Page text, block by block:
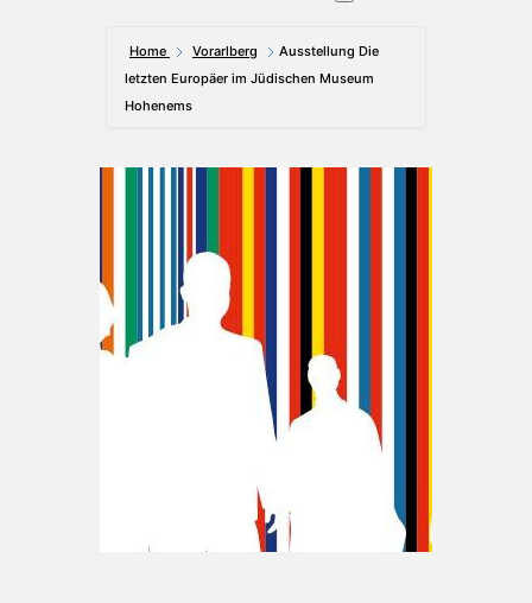
Home Vorarlberg
Ausstellung Die
letzten Europäer im Jüdischen Museum
Hohenems